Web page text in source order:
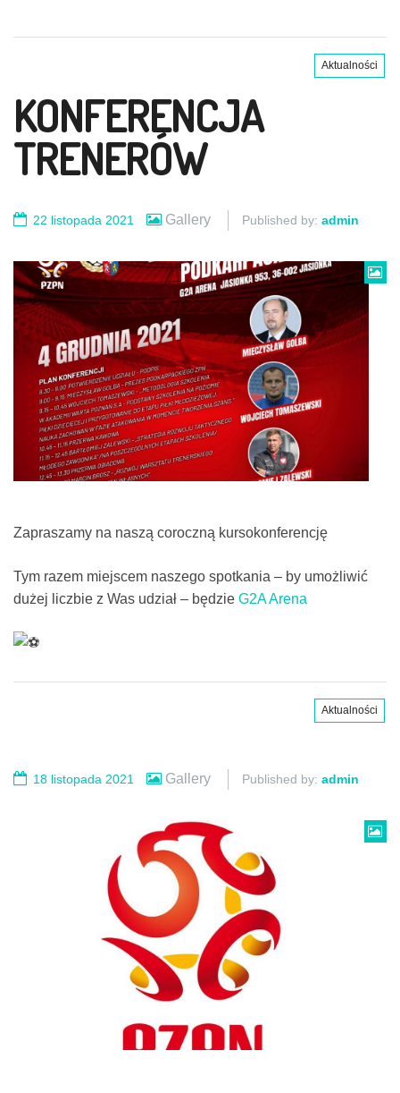
Aktualności
KONFERENCJA
TRENERÓW
22 listopada 2021 Gallery Published by: admin
Zapraszamy na naszą coroczną kursokonferencję
Tym razem miejscem naszego spotkania – by umożliwić
dużej liczbie z Was udział – będzie G2A Arena
Aktualności
18 listopada 2021 Gallery Published by: admin